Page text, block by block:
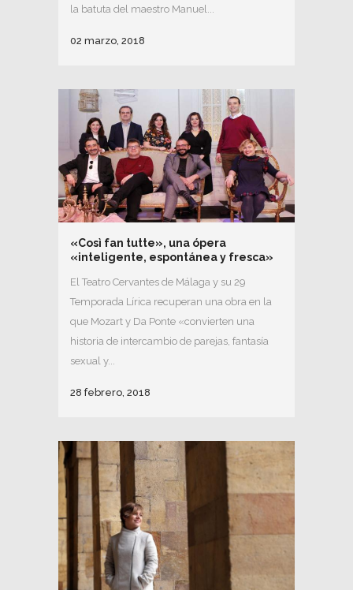
la batuta del maestro Manuel...
02 marzo, 2018
«Così fan tutte», una ópera
«inteligente, espontánea y fresca»
El Teatro Cervantes de Málaga y su 29
Temporada Lírica recuperan una obra en la
que Mozart y Da Ponte «convierten una
historia de intercambio de parejas, fantasía
sexual y...
28 febrero, 2018